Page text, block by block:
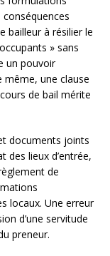
bailleur à résilier le
» sans
un pouvoir
même, une clause
de bail mérite
documents joints
des lieux d’entrée,
de
locaux. Une erreur
d’une servitude
preneur.